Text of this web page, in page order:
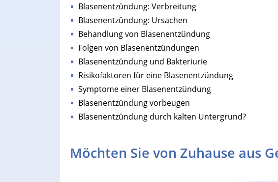
Blasenentzündung: Verbreitung
Blasenentzündung: Ursachen
Behandlung von Blasenentzündung
Folgen von Blasenentzündungen
Blasenentzündung und Bakteriurie
Risikofaktoren für eine Blasenentzündung
Symptome einer Blasenentzündung
Blasenentzündung vorbeugen
Blasenentzündung durch kalten Untergrund?
Möchten Sie von Zuhause aus